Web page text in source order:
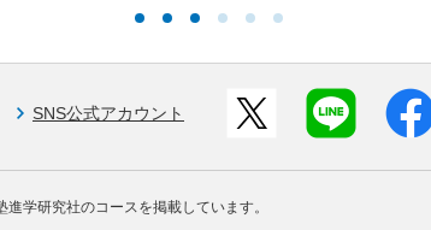
SNS公式アカウント
学研究社のコースを掲載しています。